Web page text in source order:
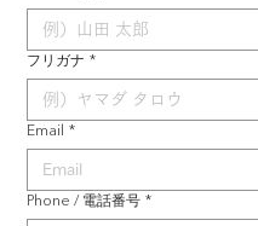
フリガナ *
Email *
Phone / 電話番号 *